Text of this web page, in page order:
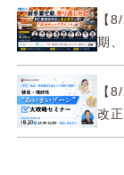
略【
期
営
『
【
改
事
性